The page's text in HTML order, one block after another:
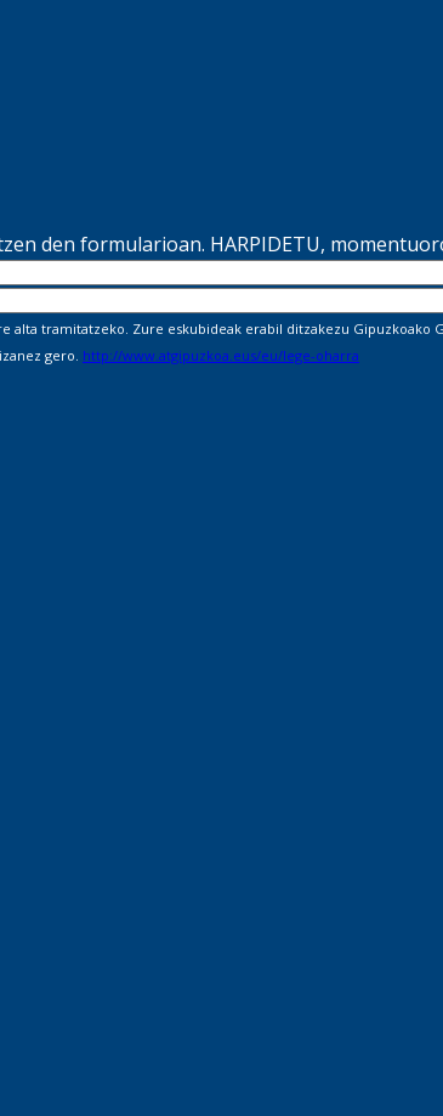
den formularioan. HARPIDETU,
tramitatzeko. Zure eskubideak erabil ditzakezu Gipuzkoako
gero. http://www.atgipuzkoa.eus/eu/lege-oharra